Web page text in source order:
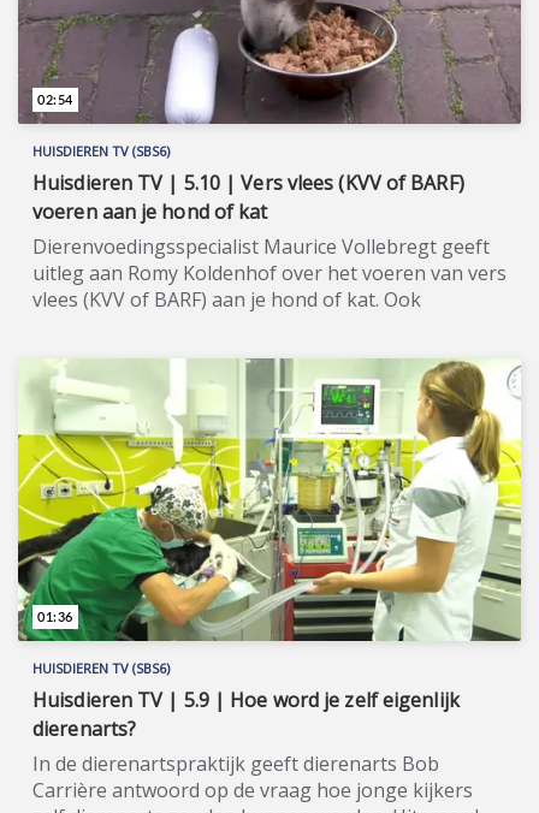
HUISDIEREN TV (SBS6)
Huisdieren TV | 5.10 | Vers vlees (KVV of BARF)
voeren aan je hond of kat
Dierenvoedingsspecialist Maurice Vollebregt geeft
uitleg aan Romy Koldenhof over het voeren van vers
vlees (KVV of BARF) aan je hond of kat. Ook
Huisdieren TV (SBS6) is hét spraakmakende tv-
programma voor alle huisdierenliefhebbers in
huisdierenland Nederland. Wil je de hele aflevering
bekijken of meer weten over de
deelnemers/sponsoren van Huisdieren TV, ga dan
naar de officiële programma-website:
www.sbs6.nl/huisdierentv.
02:54
HUISDIEREN TV (SBS6)
Huisdieren TV | 5.9 | Hoe word je zelf eigenlijk
dierenarts?
In de dierenartspraktijk geeft dierenarts Bob
Carrière antwoord op de vraag hoe jonge kijkers
01:36